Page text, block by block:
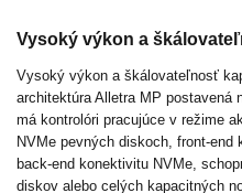
Vysoký výkon a
Vysoký výkon a škálovateľnosť
architektúra Alletra MP postavená
má kontrolóri pracujúce v režime
NVMe pevných diskoch, front-
back-end konektivitu NVMe,
diskov alebo celých kapacitných